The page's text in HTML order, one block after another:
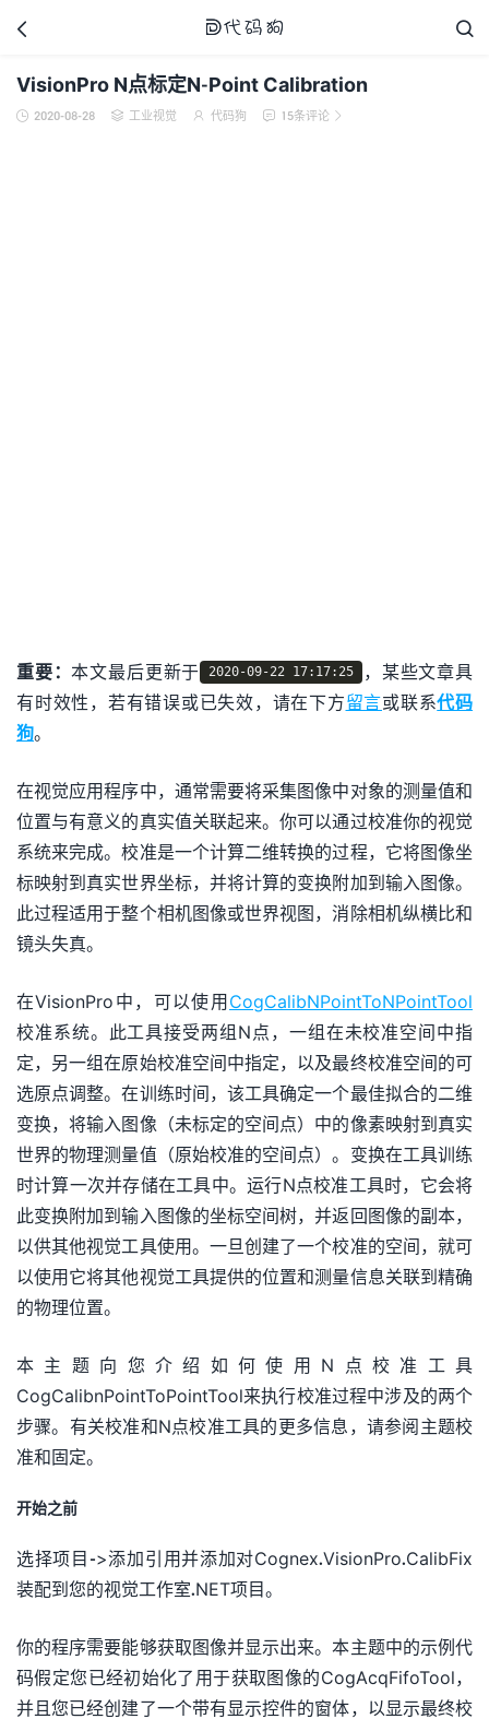

 
VisionPro N点标定N-Point Calibration
 2020-08-28  工业视觉  代码狗  15条评论 
重要：本文最后更新于 2020-09-22 17:17:25
，某些文章具
有时效性，若有错误或已失效，请在下方留言或联系代码
狗。
在视觉应用程序中，通常需要将采集图像中对象的测量值和
位置与有意义的真实值关联起来。你可以通过校准你的视觉
系统来完成。校准是一个计算二维转换的过程，它将图像坐
标映射到真实世界坐标，并将计算的变换附加到输入图像。
此过程适用于整个相机图像或世界视图，消除相机纵横比和
镜头失真。
在VisionPro中，可以使用CogCalibNPointToNPointTool
校准系统。此工具接受两组N点，一组在未校准空间中指
定，另一组在原始校准空间中指定，以及最终校准空间的可
选原点调整。在训练时间，该工具确定一个最佳拟合的二维
变换，将输入图像（未标定的空间点）中的像素映射到真实
世界的物理测量值（原始校准的空间点）。变换在工具训练
时计算一次并存储在工具中。运行N点校准工具时，它会将
此变换附加到输入图像的坐标空间树，并返回图像的副本，
以供其他视觉工具使用。一旦创建了一个校准的空间，就可
以使用它将其他视觉工具提供的位置和测量信息关联到精确
的物理位置。
本主题向您介绍如何使用N点校准工具
CogCalibnPointToPointTool来执行校准过程中涉及的两个
步骤。有关校准和N点校准工具的更多信息，请参阅主题校
准和固定。
开始之前
选择项目->添加引用并添加对Cognex.VisionPro.CalibFix
装配到您的视觉工作室.NET项目。
你的程序需要能够获取图像并显示出来。本主题中的示例代
码假定您已经初始化了用于获取图像的CogAcqFifoTool，
并且您已经创建了一个带有显示控件的窗体，以显示最终校